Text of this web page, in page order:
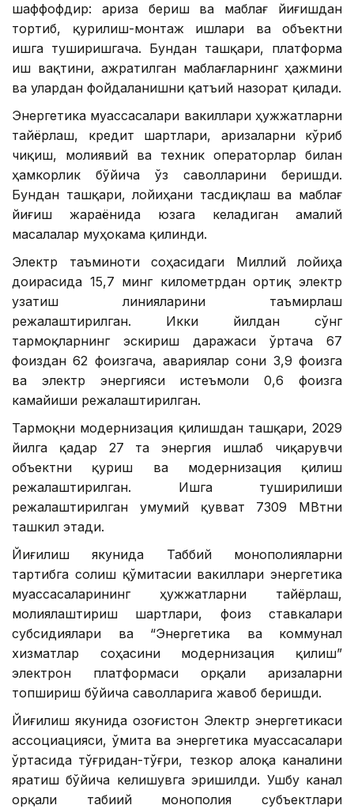
шаффофдир: ариза бериш ва маблағ йиғишдан
тортиб, қурилиш-монтаж ишлари ва объектни
ишга туширишгача. Бундан ташқари, платформа
иш вақтини, ажратилган маблағларнинг ҳажмини
ва улардан фойдаланишни қатъий назорат қилади.
Энергетика муассасалари вакиллари ҳужжатларни
тайёрлаш, кредит шартлари, аризаларни кўриб
чиқиш, молиявий ва техник операторлар билан
ҳамкорлик бўйича ўз саволларини беришди.
Бундан ташқари, лойиҳани тасдиқлаш ва маблағ
йиғиш жараёнида юзага келадиган амалий
масалалар муҳокама қилинди.
Электр таъминоти соҳасидаги Миллий лойиҳа
доирасида 15,7 минг километрдан ортиқ электр
узатиш линияларини таъмирлаш
режалаштирилган. Икки йилдан сўнг
тармоқларнинг эскириш даражаси ўртача 67
фоиздан 62 фоизгача, авариялар сони 3,9 фоизга
ва электр энергияси истеъмоли 0,6 фоизга
камайиши режалаштирилган.
Тармоқни модернизация қилишдан ташқари, 2029
йилга қадар 27 та энергия ишлаб чиқарувчи
объектни қуриш ва модернизация қилиш
режалаштирилган. Ишга туширилиши
режалаштирилган умумий қувват 7309 МВтни
ташкил этади.
Йиғилиш якунида Таббий монополияларни
тартибга солиш қўмитасии вакиллари энергетика
муассасаларининг ҳужжатларни тайёрлаш,
молиялаштириш шартлари, фоиз ставкалари
субсидиялари ва “Энергетика ва коммунал
хизматлар соҳасини модернизация қилиш”
электрон платформаси орқали аризаларни
топшириш бўйича саволларига жавоб беришди.
Йиғилиш якунида Қозоғистон Электр энергетикаси
ассоциацияси, Қўмита ва энергетика муассасалари
ўртасида тўғридан-тўғри, тезкор алоқа каналини
яратиш бўйича келишувга эришилди. Ушбу канал
орқали табиий монополия субъектлари